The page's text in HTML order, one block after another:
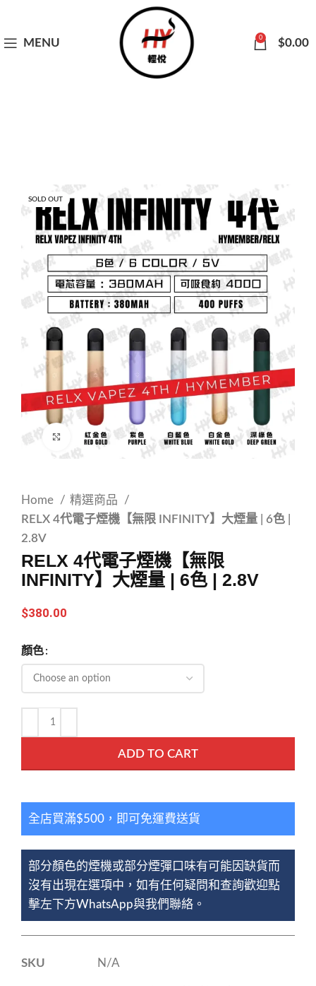
MENU 0 $0.00
SOLD OUT
Click to enlarge
Home
精選商品
RELX 4代電子煙機【無限 INFINITY】大煙量 | 6色 |
2.8V
RELX 4代電子煙機【無限
INFINITY】大煙量 | 6色 | 2.8V
$380.00
顏色
ADD TO CART
全店買滿$500，即可免運費送貨
部分顏色的煙機或部分煙彈口味有可能因缺貨而
沒有出現在選項中，如有任何疑問和查詢歡迎點
擊左下方WhatsApp與我們聯絡。
SKU N/A